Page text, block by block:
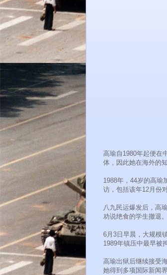
高瑜自1980年起便在
体，因此她在海外的
1988年，44岁的高瑜
访，包括该年12月份
八九民运爆发后，高
劝说绝食的学生撤退
6月3日早晨，大规模
1989年镇压中最早被
高瑜出狱后继续接受
她得到多项国际新闻